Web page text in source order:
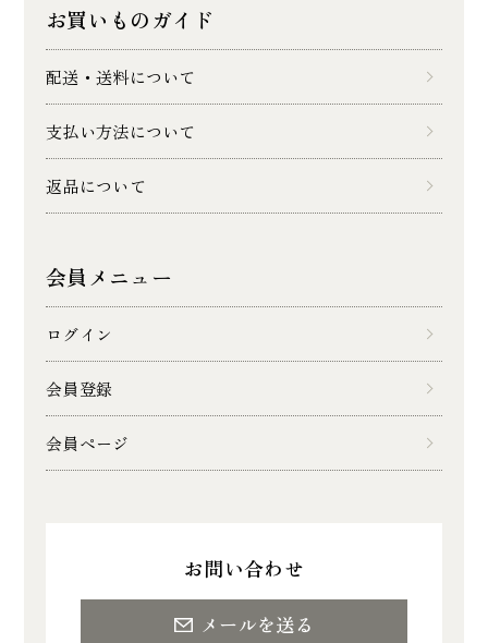
お買いものガイド
配送・送料について
支払い方法について
返品について
会員メニュー
ログイン
会員登録
会員ページ
お問い合わせ
メールを送る